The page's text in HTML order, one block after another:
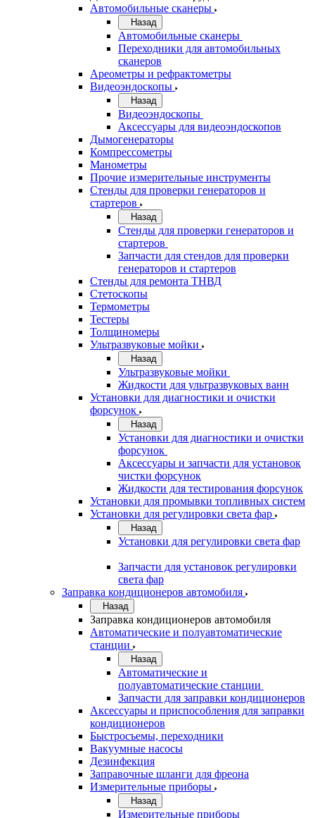
Автомобильные сканеры
Назад
Автомобильные сканеры
Переходники для автомобильных
сканеров
Ареометры и рефрактометры
Видеоэндоскопы
Назад
Видеоэндоскопы
Аксессуары для видеоэндоскопов
Дымогенераторы
Компрессометры
Манометры
Прочие измерительные инструменты
Стенды для проверки генераторов и
стартеров
Назад
Стенды для проверки генераторов и
стартеров
Запчасти для стендов для проверки
генераторов и стартеров
Стенды для ремонта ТНВД
Стетоскопы
Термометры
Тестеры
Толщиномеры
Ультразвуковые мойки
Назад
Ультразвуковые мойки
Жидкости для ультразвуковых ванн
Установки для диагностики и очистки
форсунок
Назад
Установки для диагностики и очистки
форсунок
Аксессуары и запчасти для установок
чистки форсунок
Жидкости для тестирования форсунок
Установки для промывки топливных систем
Установки для регулировки света фар
Назад
Установки для регулировки света фар
Запчасти для установок регулировки
света фар
Заправка кондиционеров автомобиля
Назад
Заправка кондиционеров автомобиля
Автоматические и полуавтоматические
станции
Назад
Автоматические и
полуавтоматические станции
Запчасти для заправки кондиционеров
Аксессуары и приспособления для заправки
кондиционеров
Быстросъемы, переходники
Вакуумные насосы
Дезинфекция
Заправочные шланги для фреона
Измерительные приборы
Назад
Измерительные приборы